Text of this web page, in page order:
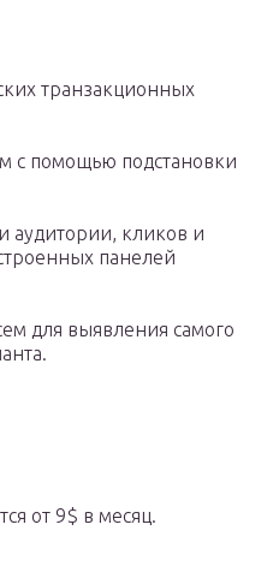
транзакционных
с помощью подстановки
аудитории, кликов и
панелей
для выявления самого
от 9$ в месяц.